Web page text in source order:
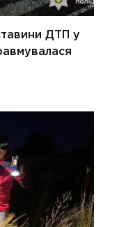
ДТП у